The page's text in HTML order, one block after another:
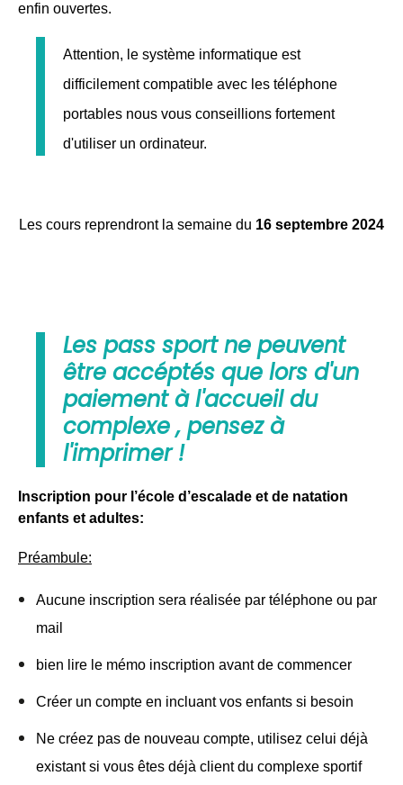
enfin ouvertes.
Attention, le système informatique est
difficilement compatible avec les téléphone
portables nous vous conseillions fortement
d'utiliser un ordinateur.
Les cours reprendront la semaine du 16 septembre 2024
Les pass sport ne peuvent
être accéptés que lors d'un
paiement à l'accueil du
complexe , pensez à
l'imprimer !
Inscription pour l’école d’escalade et de natation
enfants et adultes:
Préambule:
Aucune inscription sera réalisée par téléphone ou par
mail
bien lire le mémo inscription avant de commencer
Créer un compte en incluant vos enfants si besoin
Ne créez pas de nouveau compte, utilisez celui déjà
existant si vous êtes déjà client du complexe sportif